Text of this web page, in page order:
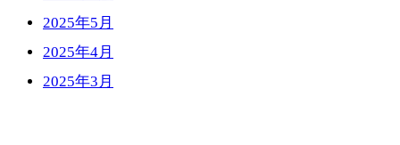
2025年5月
2025年4月
2025年3月